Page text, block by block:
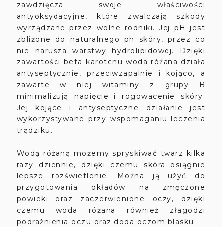
zawdzięcza swoje właściwości
antyoksydacyjne, które zwalczają szkody
wyrządzane przez wolne rodniki. Jej pH jest
zbliżone do naturalnego ph skóry, przez co
nie narusza warstwy hydrolipidowej. Dzięki
zawartości beta-karotenu woda różana działa
antyseptycznie, przeciwzapalnie i kojąco, a
zawarte w niej witaminy z grupy B
minimalizują napięcie i rogowacenie skóry.
Jej kojące i antyseptyczne działanie jest
wykorzystywane przy wspomaganiu leczenia
trądziku.
Wodą różaną możemy spryskiwać twarz kilka
razy dziennie, dzięki czemu skóra osiągnie
lepsze rozświetlenie. Można ją użyć do
przygotowania okładów na zmęczone
powieki oraz zaczerwienione oczy, dzięki
czemu woda różana również złagodzi
podrażnienia oczu oraz doda oczom blasku.